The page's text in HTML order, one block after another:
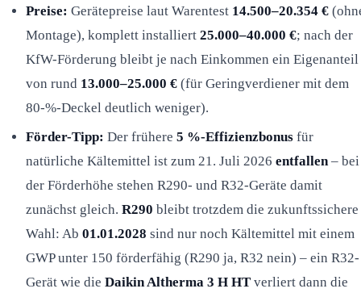
Preise: Gerätepreise laut Warentest 14.500–20.354 €
Montage), komplett installiert 25.000–40.000 €; nach der
KfW-Förderung bleibt je nach Einkommen ein Eigenanteil
von rund 13.000–25.000 € (für Geringverdiener mit dem
80-%-Deckel deutlich weniger).
Förder-Tipp: Der frühere 5 %-Effizienzbonus für
natürliche Kältemittel ist zum 21. Juli 2026 entfallen– bei
der Förderhöhe stehen R290- und R32-Geräte damit
zunächst gleich. R290 bleibt trotzdem die zukunftssichere
Wahl: Ab 01.01.2028 sind nur noch Kältemittel mit einem
GWP unter 150 förderfähig (R290 ja, R32 nein) – ein R32-
Gerät wie die Daikin Altherma 3 H HT verliert dann die